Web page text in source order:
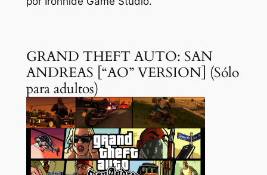
GRAND THEFT AUTO: SAN
ANDREAS [“AO” VERSION] (Sólo
para adultos)